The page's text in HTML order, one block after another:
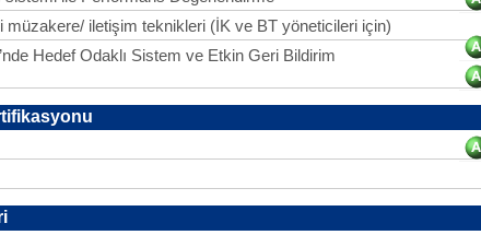
müzakere/ iletişim teknikleri (İK ve BT yöneticileri için)
Hedef Odaklı Sistem ve Etkin Geri Bildirim